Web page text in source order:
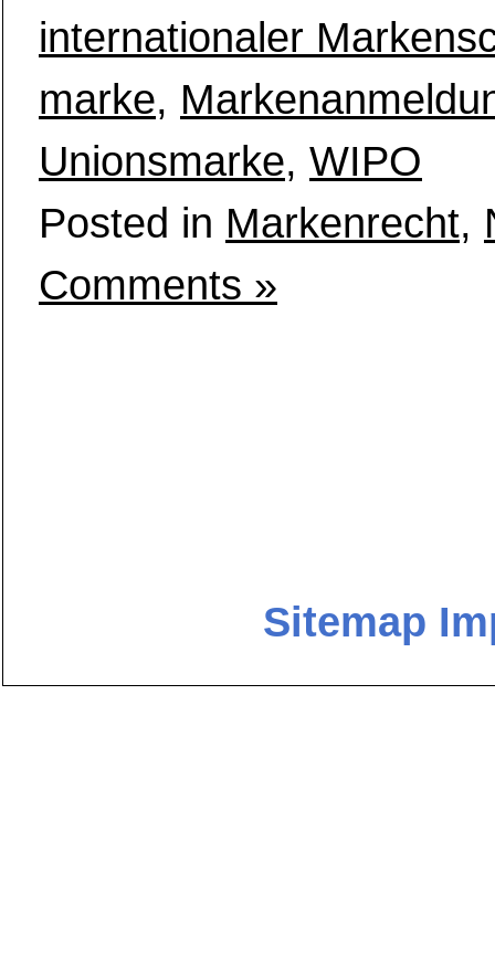
internationaler
marke,
Unionsmarke, WIPO
Posted in Markenrecht,
Comments »
Sitemap